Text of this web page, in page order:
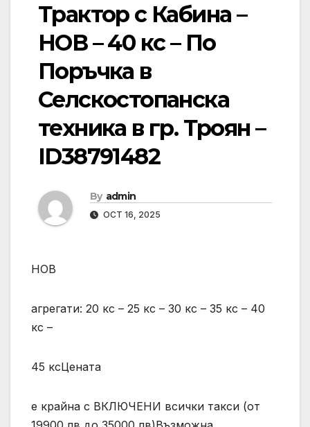
Трактор с Кабина –
НОВ – 40 кс – По
Поръчка в
Селскостопанска
техника в гр. Троян –
ID38791482
By admin
OCT 16, 2025
НОВ
агрегати: 20 кс – 25 кс – 30 кс – 35 кс – 40
кс –
45 ксЦената
е крайна с ВКЛЮЧЕНИ всички такси (от